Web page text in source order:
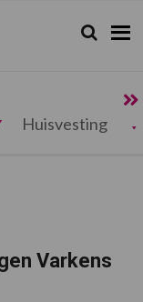
Zoeken...
Zoek
Huisvesting
Varkens